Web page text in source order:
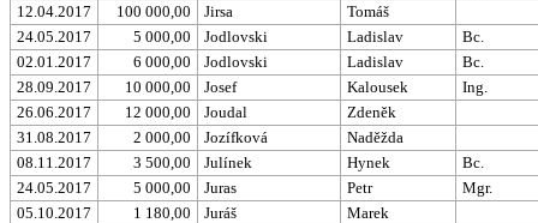
12.04.2017
100 000,00 Jirsa
Tomáš
24.05.2017
5 000,00 Jodlovski Ladislav
Bc.
02.01.2017
6 000,00 Jodlovski Ladislav
Bc.
28.09.2017
10 000,00 Josef Kalousek
Ing.
26.06.2017
12 000,00 Joudal
Zdeněk
31.08.2017
2 000,00 Jozífková
Naděžda
08.11.2017
3 500,00 Julínek Hynek
Bc.
24.05.2017
5 000,00 Juras Petr
Mgr.
05.10.2017
1 180,00 Juráš
Marek